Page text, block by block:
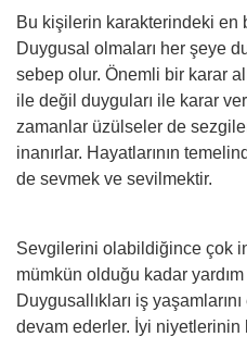
Bu kişilerin karakterindeki en
Duygusal olmaları her şeye
sebep olur. Önemli bir karar
ile değil duyguları ile karar
zamanlar üzülseler de
inanırlar. Hayatlarının
de sevmek ve sevilmektir.
Sevgilerini olabildiğince çok
mümkün olduğu kadar
Duygusallıkları iş
devam ederler. İyi niyetlerinin